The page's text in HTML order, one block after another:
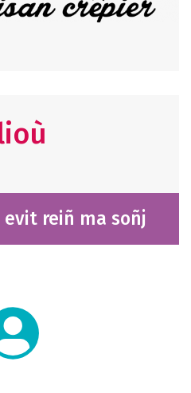
evit reiñ ma soñj